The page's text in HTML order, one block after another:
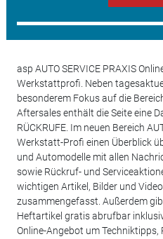
asp AUTO SERVICE PRAXIS
Werkstattprofi. Neben
besonderem Fokus auf die
Aftersales enthält die Seite eine
RÜCKRUFE. Im neuen Bereich
Werkstatt-Profi einen Überblick
und Automodelle mit allen
sowie Rückruf- und
wichtigen Artikel, Bilder und
zusammengefasst. Außerdem
Heftartikel gratis abrufbar
Online-Angebot um Techniktipps,